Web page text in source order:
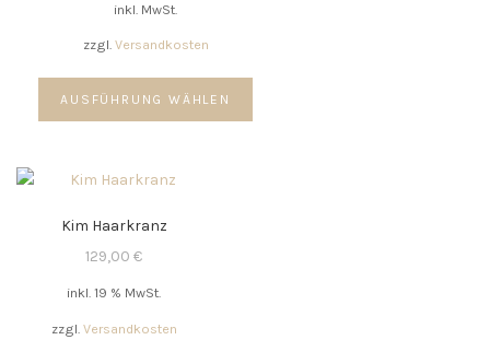
inkl. MwSt.
zzgl. Versandkosten
AUSFÜHRUNG WÄHLEN
Dieses
weist
Kim Haarkranz
129,00€
inkl. 19 % MwSt.
zzgl. Versandkosten